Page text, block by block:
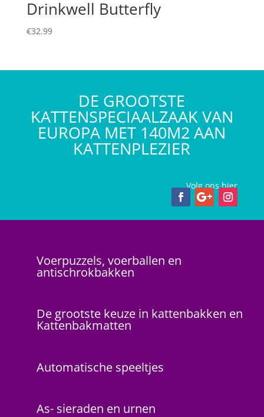
Drinkwell Butterfly
€32.99
DE GROOTSTE
KATTENSPECIAALZAAK VAN
EUROPA MET 140M2 AAN
KATTENPLEZIER
Volg ons hier
Voerpuzzels, voerballen en
antischrokbakken
De grootste keuze in kattenbakken en
Kattenbakmatten
Automatische speeltjes
As- sieraden en urnen